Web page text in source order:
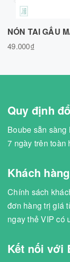
49.000₫
Quy định
Boube sẵn sàng
7 ngày trên toàn
Khách
Chính sách
đơn hàng trị giá
ngay thẻ VIP có
Kết nối với